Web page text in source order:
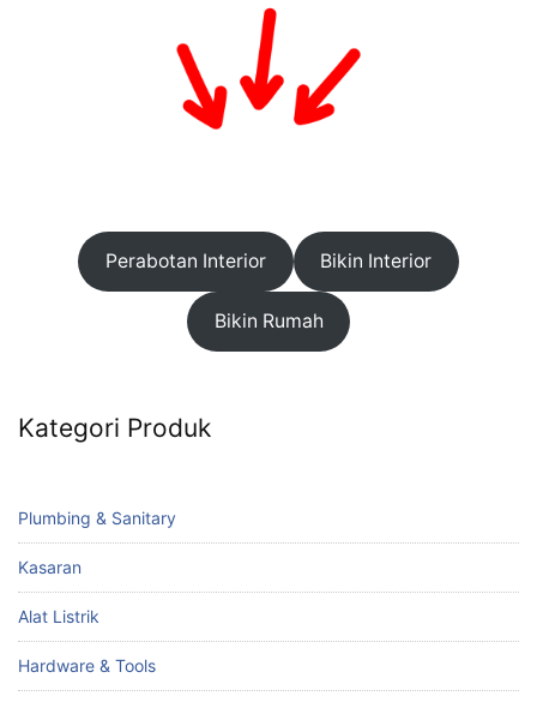
Perabotan Interior Bikin Interior
Bikin Rumah
Kategori Produk
Plumbing & Sanitary
Kasaran
Alat Listrik
Hardware & Tools